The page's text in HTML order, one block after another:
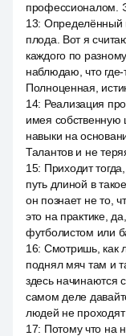
профессионалом.
13: Определённый
плода. Вот я
каждого по
наблюдаю, что
Полноценная,
14: Реализация
имея собственную
навыки на
Талантов и не
15: Приходит
путь длиной в
он познает не то,
это на практике,
футболистом или
16: Смотришь, как
поднял мяч там и
здесь начинаются
самом деле
людей не проходят
17: Потому что на